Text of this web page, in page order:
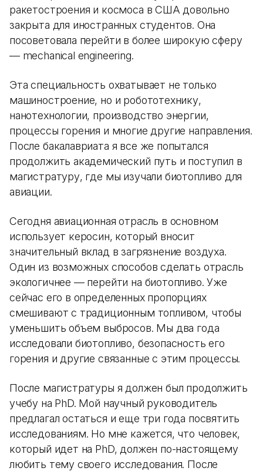
ракетостроения и космоса в США довольно
закрыта для иностранных студентов. Она
посоветовала перейти в более широкую сферу
— mechanical engineering.
Эта специальность охватывает не только
машиностроение, но и робототехнику,
нанотехнологии, производство энергии,
процессы горения и многие другие направления.
После бакалавриата я все же попытался
продолжить академический путь и поступил в
магистратуру, где мы изучали биотопливо для
авиации.
Сегодня авиационная отрасль в основном
использует керосин, который вносит
значительный вклад в загрязнение воздуха.
Один из возможных способов сделать отрасль
экологичнее — перейти на биотопливо. Уже
сейчас его в определенных пропорциях
смешивают с традиционным топливом, чтобы
уменьшить объем выбросов. Мы два года
исследовали биотопливо, безопасность его
горения и другие связанные с этим процессы.
После магистратуры я должен был продолжить
учебу на PhD. Мой научный руководитель
предлагал остаться и еще три года посвятить
исследованиям. Но мне кажется, что человек,
который идет на PhD, должен по-настоящему
любить тему своего исследования. После